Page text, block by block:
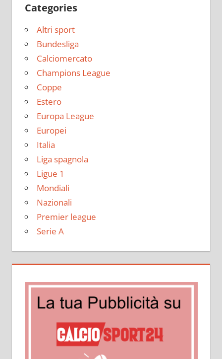
Categories
Altri sport
Bundesliga
Calciomercato
Champions League
Coppe
Estero
Europa League
Europei
Italia
Liga spagnola
Ligue 1
Mondiali
Nazionali
Premier league
Serie A